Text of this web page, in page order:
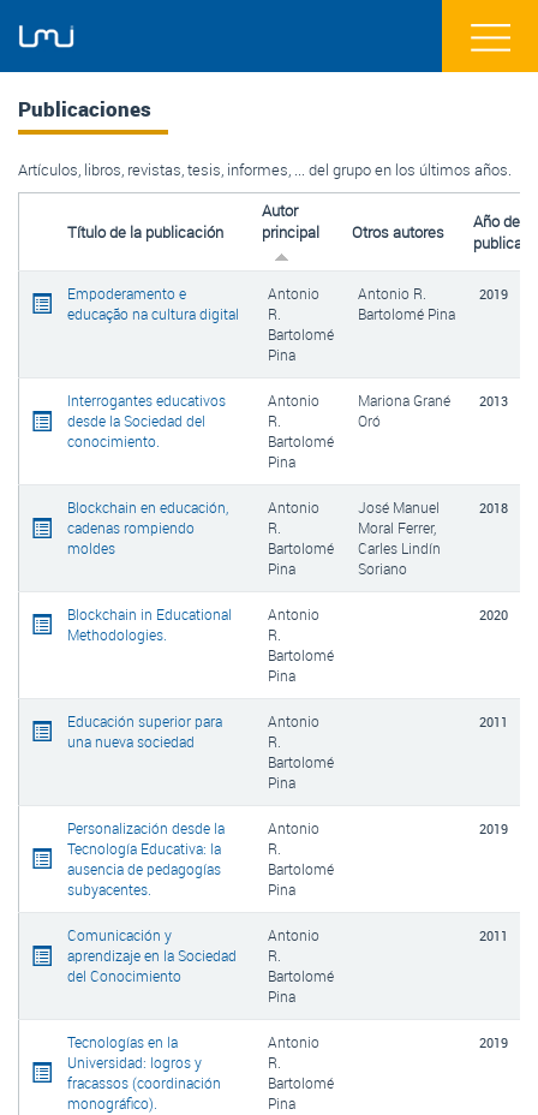
Publicaciones
Artículos, libros, revistas, tesis, informes, ... del grupo en los últimos años.
Título de la publicación
Autor
principal
Otros autores
Año de
Empoderamento e
educação na cultura digital
Antonio
R.
Bartolomé
Pina
Antonio R.
Bartolomé Pina
2019
Interrogantes educativos
desde la Sociedad del
conocimiento.
Antonio
R.
Bartolomé
Pina
Mariona Grané
Oró
2013
Blockchain en educación,
cadenas rompiendo
moldes
Antonio
R.
Bartolomé
Pina
José Manuel
Moral Ferrer,
Carles Lindín
Soriano
2018
Blockchain in Educational
Methodologies.
Antonio
R.
Bartolomé
Pina
2020
Educación superior para
una nueva sociedad
Antonio
R.
Bartolomé
Pina
2011
Personalización desde la
Tecnología Educativa: la
ausencia de pedagogías
subyacentes.
Antonio
R.
Bartolomé
Pina
2019
Comunicación y
aprendizaje en la Sociedad
del Conocimiento
Antonio
R.
Bartolomé
Pina
2011
Tecnologías en la
Universidad: logros y
fracassos (coordinación
monográfico).
Antonio
R.
Bartolomé
Pina
2019